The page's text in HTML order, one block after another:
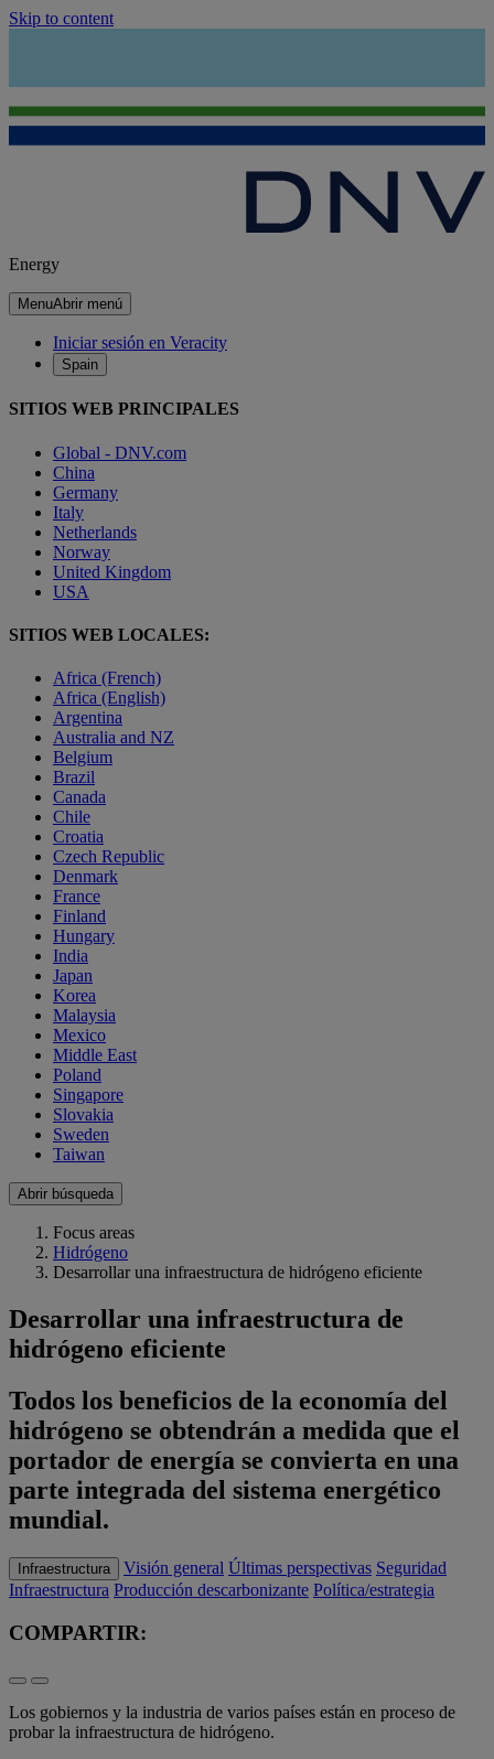
Skip to content
Energy
MenuAbrir menú
Iniciar sesión en Veracity
Spain
SITIOS WEB PRINCIPALES
Global - DNV.com
China
Germany
Italy
Netherlands
Norway
United Kingdom
USA
SITIOS WEB LOCALES:
Africa (French)
Africa (English)
Argentina
Australia and NZ
Belgium
Brazil
Canada
Chile
Croatia
Czech Republic
Denmark
France
Finland
Hungary
India
Japan
Korea
Malaysia
Mexico
Middle East
Poland
Singapore
Slovakia
Sweden
Taiwan
Abrir búsqueda
Focus areas
Hidrógeno
Desarrollar una infraestructura de hidrógeno eficiente
Desarrollar una infraestructura de
hidrógeno eficiente
Todos los beneficios de la economía del
hidrógeno se obtendrán a medida que el
portador de energía se convierta en una
parte integrada del sistema energético
mundial.
Infraestructura Visión general Últimas perspectivas Seguridad
Infraestructura Producción descarbonizante Política/estrategia
COMPARTIR:
Los gobiernos y la industria de varios países están en proceso de
probar la infraestructura de hidrógeno.